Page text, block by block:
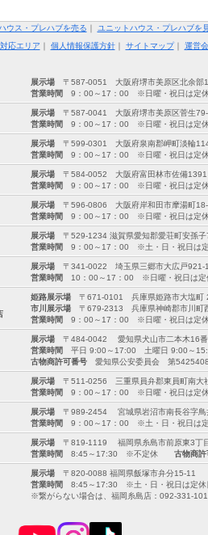
ウス・プレハブを売る ｜ ユニットハウス・プレハブを
応エリア ｜ 個人情報保護方針｜ サイトマップ｜ 運営
展示場 〒587-0051 大阪府堺市美原区北余
営業時間 9：00～17：00 ※日曜・祝日は
展示場 〒587-0041 大阪府堺市美原区菅生
営業時間 9：00～17：00 ※日曜・祝日は
展示場 〒599-0301 大阪府泉南郡岬町淡輪
営業時間 9：00～17：00 ※日曜・祝日は
展示場 〒584-0052 大阪府富田林市佐備
営業時間 9：00～17：00 ※日曜・祝日は
展示場 〒596-0806 大阪府岸和田市摩湯町
営業時間 9：00～17：00 ※日曜・祝日は
展示場 〒529-1234 滋賀県愛知郡愛荘町安
営業時間 9：00～17：00 ※土・日・祝日
展示場 〒341-0022 埼玉県三郷市大広戸
営業時間 10：00～17：00 ※日曜・祝日は
姫路展示場 〒671-0101 兵庫県姫路市大塩
市川展示場 〒679-2313 兵庫県神崎郡市川
営業時間 9：00～17：00 ※日曜・祝日は
展示場 〒484-0042 愛知県犬山市二本木16
営業時間 平日 9:00～17:00 土曜日 9:00～
古物商許可番号 愛知県公安委員会 第
展示場 〒511-0256 三重県員弁郡東員町南
営業時間 9：00～17：00 ※日曜・祝日は
展示場 〒989-2454 宮城県岩沼市南長谷
営業時間 9：00～17：00 ※土・日・祝日は
展示場 〒819-1119 福岡県糸島市前原東3丁
営業時間 8:45～17:30 ※不定休 古物商許
展示場 〒820-0088 福岡県飯塚市弁分15-
営業時間 8:45～17:30 ※土・日・祝日は
※繋がらない場合は、福岡糸島店：092-331-